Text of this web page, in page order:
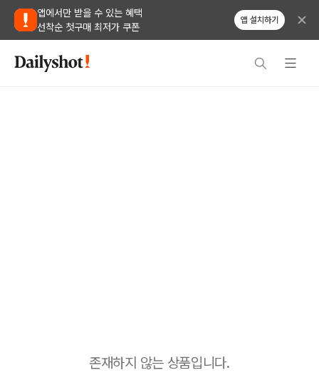
앱에서만 받을 수 있는 혜택
선착순 첫구매 최저가 쿠폰
앱 설치하기
존재하지 않는 상품입니다.